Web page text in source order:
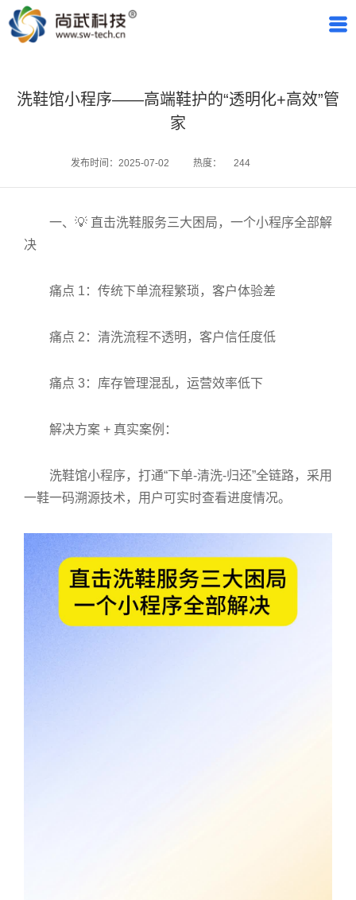
洗鞋馆小程序——高端鞋护的“透明化+高效”管
家
发布时间：2025-07-02 热度： 244
一、💡 直击洗鞋服务三大困局，一个小程序全部解
决
痛点 1：传统下单流程繁琐，客户体验差
痛点 2：清洗流程不透明，客户信任度低
痛点 3：库存管理混乱，运营效率低下
解决方案 + 真实案例：
洗鞋馆小程序，打通“下单-清洗-归还”全链路，采用
一鞋一码溯源技术，用户可实时查看进度情况。